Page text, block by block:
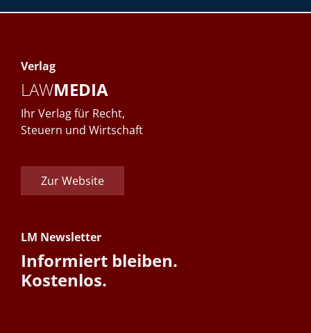
Verlag
LAWMEDIA
Ihr Verlag für Recht,
Steuern und Wirtschaft
Zur Website
LM Newsletter
Informiert bleiben.
Kostenlos.